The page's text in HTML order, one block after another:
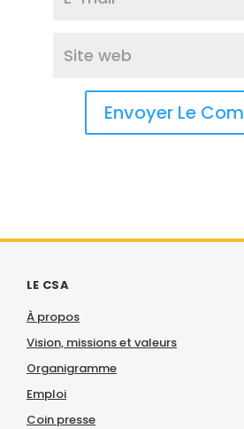
LE CSA
À propos
Vision, missions et valeurs
Organigramme
Emploi
Coin presse